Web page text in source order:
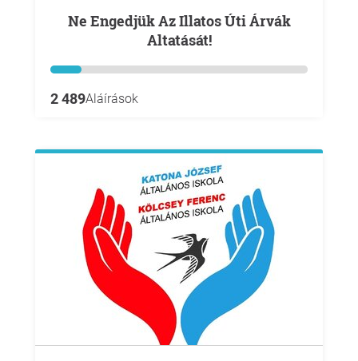
Ne Engedjük Az Illatos Úti Árvák
Altatását!
2 489Aláírások